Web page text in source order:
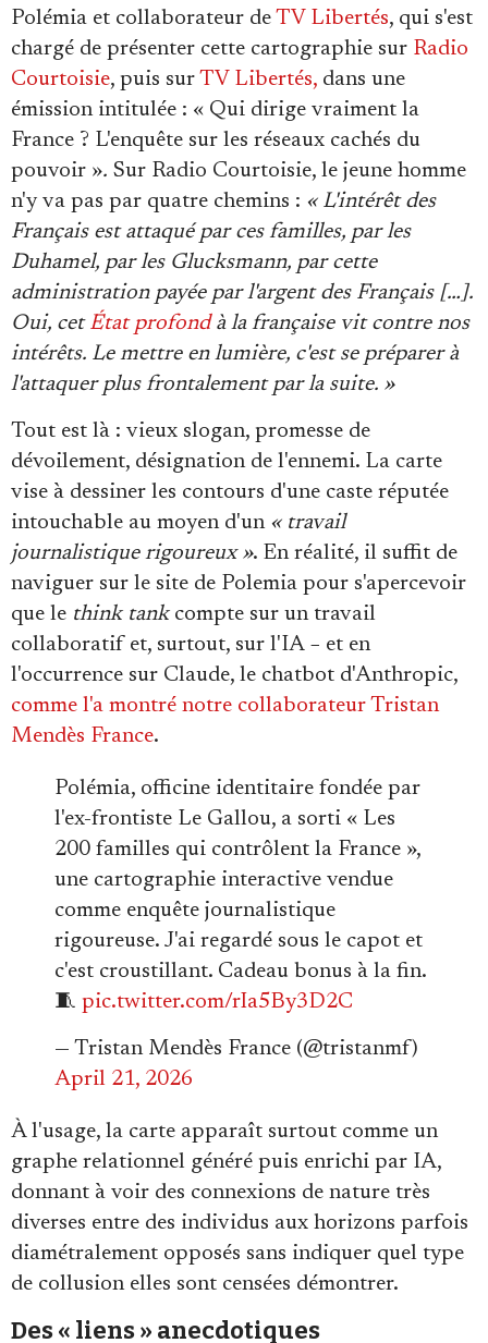
Polémia et collaborateur de TV Libertés, qui s'est
chargé de présenter cette cartographie sur Radio
Courtoisie, puis sur TV Libertés, dans une
émission intitulée : « Qui dirige vraiment la
France ? L'enquête sur les réseaux cachés du
pouvoir ». Sur Radio Courtoisie, le jeune homme
n'y va pas par quatre chemins : « L'intérêt des
Français est attaqué par ces familles, par les
Duhamel, par les Glucksmann, par cette
administration payée par l'argent des Français […].
Oui, cet État profondà la française vit contre nos
intérêts. Le mettre en lumière, c'est se préparer à
l'attaquer plus frontalement par la suite. »
Tout est là : vieux slogan, promesse de
dévoilement, désignation de l'ennemi. La carte
vise à dessiner les contours d'une caste réputée
intouchable au moyen d'un « travail
journalistique rigoureux ». En réalité, il suffit de
naviguer sur le site de Polemia pour s'apercevoir
que le think tankcompte sur un travail
collaboratif et, surtout, sur l'IA − et en
l'occurrence sur Claude, le chatbot d'Anthropic,
comme l'a montré notre collaborateur Tristan
Mendès France.
Polémia, officine identitaire fondée par
l'ex-frontiste Le Gallou, a sorti « Les
200 familles qui contrôlent la France »,
une cartographie interactive vendue
comme enquête journalistique
rigoureuse. J'ai regardé sous le capot et
c'est croustillant. Cadeau bonus à la fin.
🧵 pic.twitter.com/rIa5By3D2C
— Tristan Mendès France (@tristanmf)
April 21, 2026
À l'usage, la carte apparaît surtout comme un
graphe relationnel généré puis enrichi par IA,
donnant à voir des connexions de nature très
diverses entre des individus aux horizons parfois
diamétralement opposés sans indiquer quel type
de collusion elles sont censées démontrer.
Des « liens » anecdotiques